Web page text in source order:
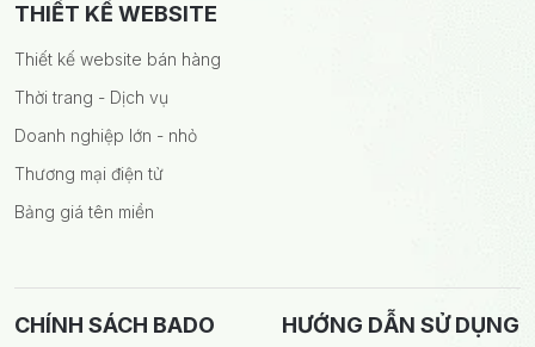
THIẾT KẾ WEBSITE
Thiết kế website bán hàng
Thời trang - Dịch vụ
Doanh nghiệp lớn - nhỏ
Thương mại điện tử
Bảng giá tên miền
CHÍNH SÁCH BADO HƯỚNG DẪN SỬ DỤNG